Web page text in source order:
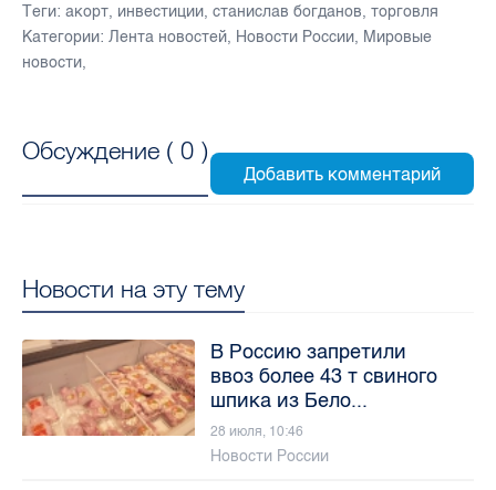
Теги: акорт, инвестиции, станислав богданов, торговля
Категории: Лента новостей, Новости России, Мировые
новости,
Обсуждение ( 0 )
Новости на эту тему
В Россию запретили
ввоз более 43 т свиного
шпика из Бело...
28 июля, 10:46
Новости России